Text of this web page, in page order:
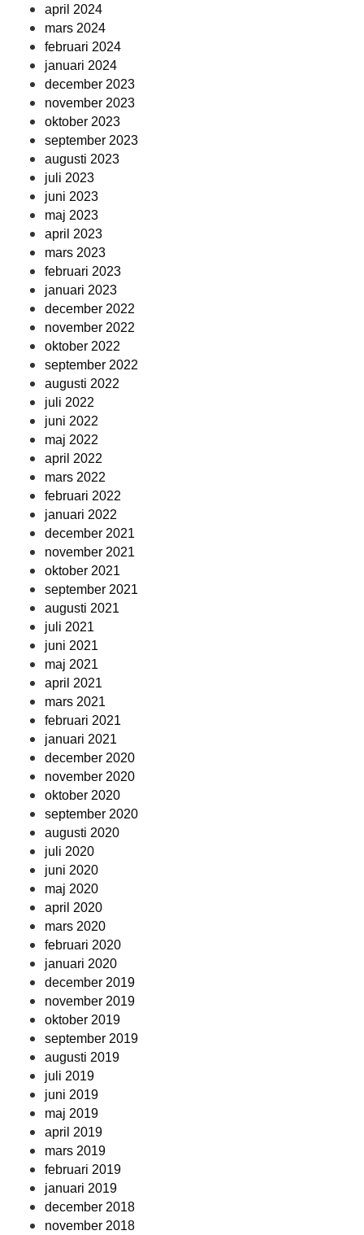
april 2024
mars 2024
februari 2024
januari 2024
december 2023
november 2023
oktober 2023
september 2023
augusti 2023
juli 2023
juni 2023
maj 2023
april 2023
mars 2023
februari 2023
januari 2023
december 2022
november 2022
oktober 2022
september 2022
augusti 2022
juli 2022
juni 2022
maj 2022
april 2022
mars 2022
februari 2022
januari 2022
december 2021
november 2021
oktober 2021
september 2021
augusti 2021
juli 2021
juni 2021
maj 2021
april 2021
mars 2021
februari 2021
januari 2021
december 2020
november 2020
oktober 2020
september 2020
augusti 2020
juli 2020
juni 2020
maj 2020
april 2020
mars 2020
februari 2020
januari 2020
december 2019
november 2019
oktober 2019
september 2019
augusti 2019
juli 2019
juni 2019
maj 2019
april 2019
mars 2019
februari 2019
januari 2019
december 2018
november 2018